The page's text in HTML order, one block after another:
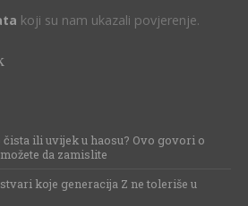
koji su nam ukazali povjerenje.
ili uvijek u haosu? Ovo govori o
da zamislite
koje generacija Z ne toleriše u